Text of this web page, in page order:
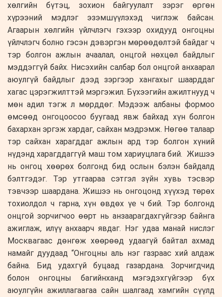
хөлгийн бүтэц, зохион байгуулалт зэрэг өргөн
хүрээний мэдлэг эзэмшүүлэхэд чиглэж байсан.
Агаарын хөлгийн үйлчлэгч гэхээр охидууд онгоцны
үйлчлэгч болно гэсэн дэвэргэн мөрөөдөлтэй байдаг ч
тэр болгон ажлын ачаалал, онцгой нөхцөл байдлыг
мэддэггүй байх. Нисэхийн салбар бол онцгой анхаарал
аюулгүй байдлыг дээд зэргээр хангахыг шаарддаг
хагас цэрэгжилттэй мэргэжил. Бүхээгийн ажилтнууд ч
мөн адил тэгж л мөрддөг. Мэдээж албаны формоо
өмсөөд онгоцоосоо буугаад явж байхад хүн болгон
бахархан эргэж хардаг, сайхан мэдрэмж. Нөгөө талаар
тэр сайхан харагддаг ажлын ард тэр болгон хүний
нүдэнд харагддаггүй маш том хариуцлага бий. Жишээ
нь онгоц хөөрөх болгонд бид ослын бэлэн байдалд
бэлтгэдэг. Тэр утгаараа сэтгэл зүйн хувь тэсвэр
тэвчээр шаардана. Жишээ нь онгоцонд хүүхэд төрөх
тохиолдол ч гарна, хүн өвдөх үе ч бий. Тэр болгонд
онцгой зорчигчоо өөрт нь анзаарагдахгүйгээр байнга
ажиглаж, илүү анхаарч явдаг. Нэг удаа манай нислэг
Москвагаас дөнгөж хөөрөөд удаагүй байтал ахмад
намайг дуудаад “Онгоцны аль нэг газраас хий алдаж
байна. Бид удахгүй буцаад газардана. Зорчигдчид
болон онгоцны багийнханд мэгэдэхгүйгээр бүх
аюулгүйн ажиллагаагаа сайн шалгаад хамгийн сүүлд